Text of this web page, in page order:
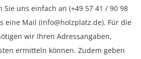
uns einfach an (+49 57 41 / 90 98
eine Mail (info@holzplatz.de). Für die
wir Ihren Adressangaben,
ermitteln können. Zudem geben